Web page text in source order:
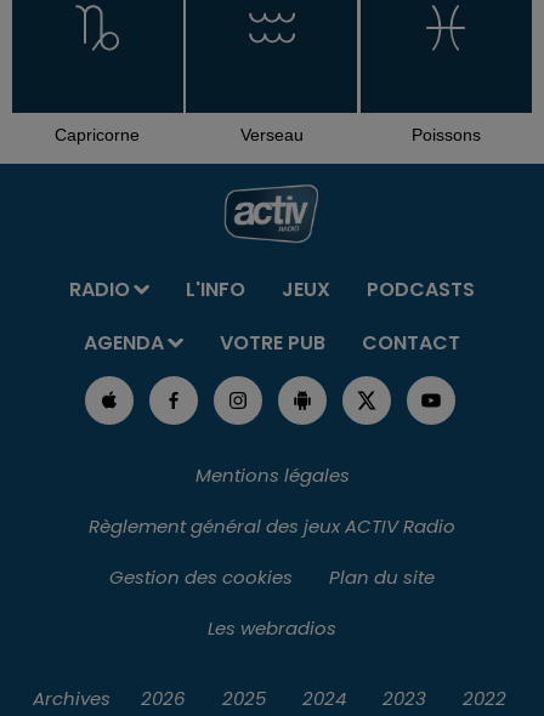
Capricorne Verseau Poissons
RADIO L'INFO JEUX
PODCASTS
AGENDA
VOTRE PUB CONTACT
Mentions légales
Règlement général des jeux ACTIV Radio
Gestion des cookies
Plan du site
Les webradios
Archives 2026 2025 2024 2023 2022